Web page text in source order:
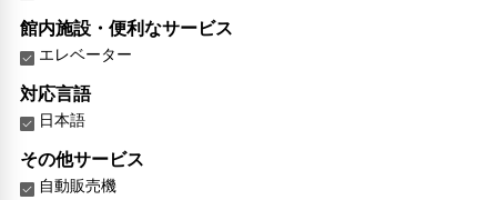
館内施設・便利なサービス
エレベーター
対応言語
日本語
その他サービス
自動販売機